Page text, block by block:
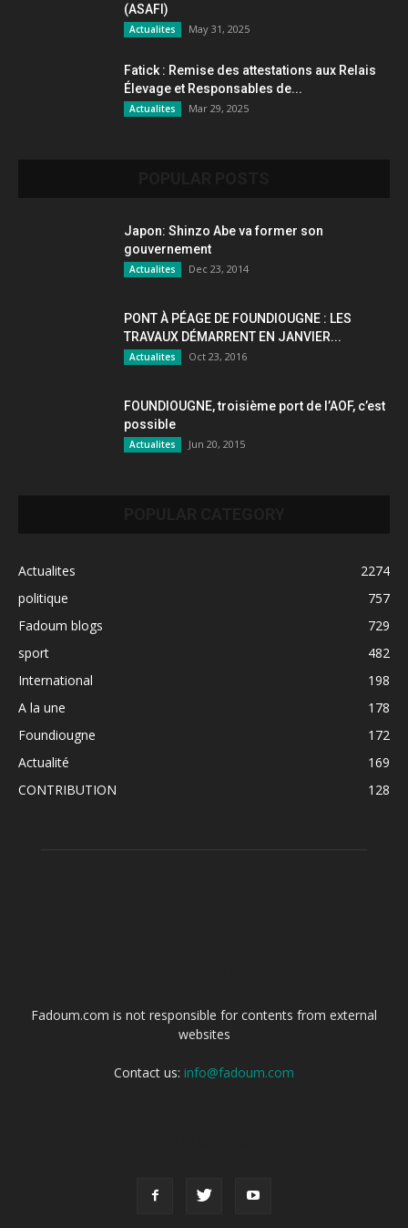
(ASAFI)
Actualites May 31, 2025
Fatick : Remise des attestations aux Relais
Élevage et Responsables de...
Actualites Mar 29, 2025
Japon: Shinzo Abe va former son
gouvernement
Actualites Dec 23, 2014
PONT À PÉAGE DE FOUNDIOUGNE : LES
TRAVAUX DÉMARRENT EN JANVIER...
Actualites Oct 23, 2016
FOUNDIOUGNE, troisième port de l’AOF, c’est
possible
Actualites Jun 20, 2015
Actualites
2274
politique
757
Fadoum blogs
729
sport
482
International
198
A la une
178
Foundiougne
172
Actualité
169
CONTRIBUTION
128
Fadoum.com is not responsible for contents from external
websites
Contact us: info@fadoum.com